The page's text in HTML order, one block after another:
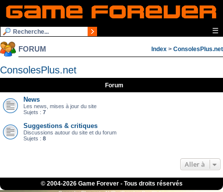
☰
FORUM Index > ConsolesPlus.net
ConsolesPlus.net
Forum
News
Les news, mises à jour du site
Sujets : 7
Suggestions & critiques
Discussions autour du site et du forum
Sujets : 8
Aller à
© 2004-2026 Game Forever - Tous droits réservés